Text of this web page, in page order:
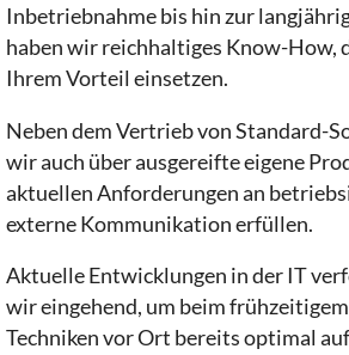
Inbetriebnahme bis hin zur
haben wir reichhaltiges Know-How,
Ihrem Vorteil einsetzen.
Neben dem Vertrieb von Standard-
wir auch über ausgereifte eigene
aktuellen Anforderungen an
externe Kommunikation erfüllen.
Aktuelle Entwicklungen in der IT
wir eingehend, um beim
Techniken vor Ort bereits optimal